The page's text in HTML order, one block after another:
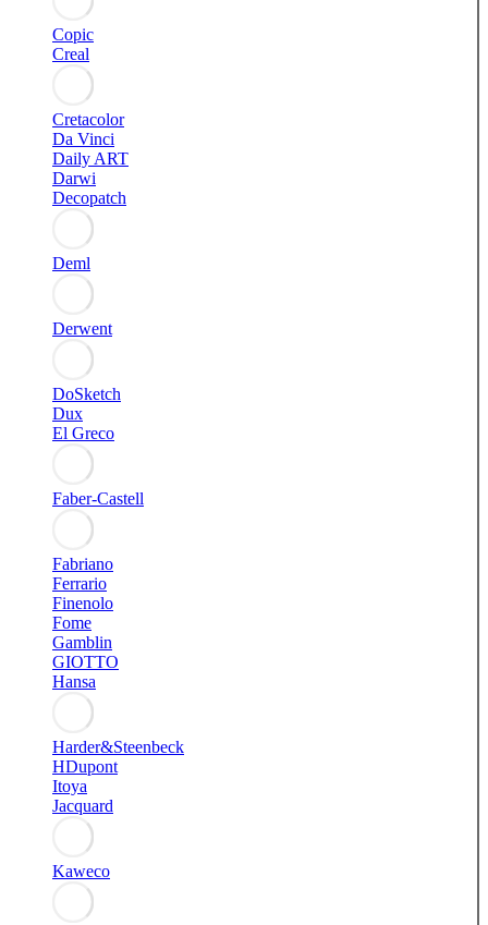
Copic
Creal
Cretacolor
Da Vinci
Daily ART
Darwi
Decopatch
Deml
Derwent
DoSketch
Dux
El Greco
Faber-Castell
Fabriano
Ferrario
Finenolo
Fome
Gamblin
GIOTTO
Hansa
Harder&Steenbeck
HDupont
Itoya
Jacquard
Kaweco